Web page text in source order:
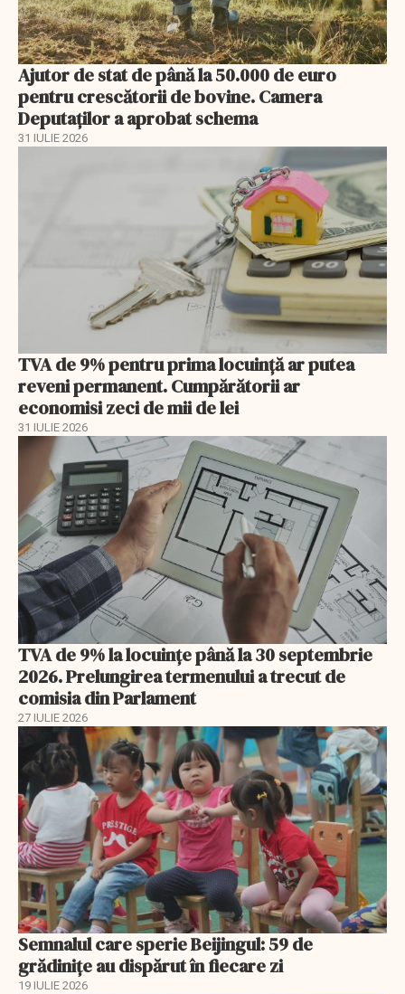
Ajutor de stat de până la 50.000 de euro
pentru crescătorii de bovine. Camera
Deputaților a aprobat schema
31 IULIE 2026
TVA de 9% pentru prima locuință ar putea
reveni permanent. Cumpărătorii ar
economisi zeci de mii de lei
31 IULIE 2026
TVA de 9% la locuințe până la 30 septembrie
2026. Prelungirea termenului a trecut de
comisia din Parlament
27 IULIE 2026
Semnalul care sperie Beijingul: 59 de
grădinițe au dispărut în fiecare zi
19 IULIE 2026